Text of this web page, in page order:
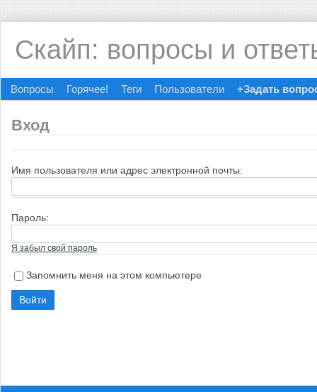
Скайп: вопросы и
Вопросы Горячее! Теги Пользователи +Задать
Вход
Имя пользователя или адрес электронной почты:
Пароль:
Я забыл свой пароль
Запомнить меня на этом компьютере